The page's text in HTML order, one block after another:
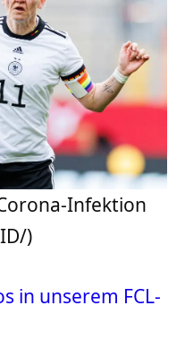
Infektion
)
in unserem FCL-